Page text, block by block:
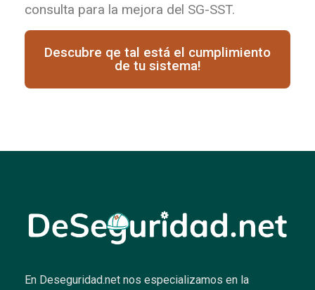
consulta para la mejora del SG-SST.
Descubre qe tal está el cumplimiento
de tu sistema!
En Deseguridad.net nos especializamos en la